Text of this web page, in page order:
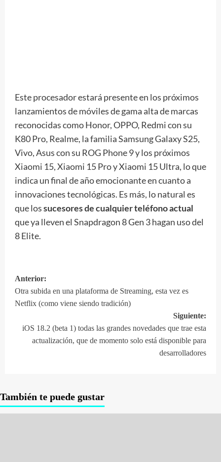
Este procesador estará presente en los próximos
lanzamientos de móviles de gama alta de marcas
reconocidas como Honor, OPPO, Redmi con su
K80 Pro, Realme, la familia Samsung Galaxy S25,
Vivo, Asus con su ROG Phone 9 y los próximos
Xiaomi 15, Xiaomi 15 Pro y Xiaomi 15 Ultra, lo que
indica un final de año emocionante en cuanto a
innovaciones tecnológicas. Es más, lo natural es
que lossucesores de cualquier teléfono actual
que ya lleven el Snapdragon 8 Gen 3 hagan uso del
8 Elite.
Navegación
de
Anterior:
Otra subida en una plataforma de Streaming, esta vez es
Netflix (como viene siendo tradición)
Siguiente:
iOS 18.2 (beta 1) todas las grandes novedades que trae esta
actualización, que de momento solo está disponible para
desarrolladores
También te puede gustar